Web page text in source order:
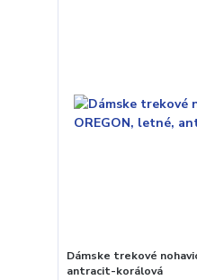
Dámske trekové
antracit-korálová